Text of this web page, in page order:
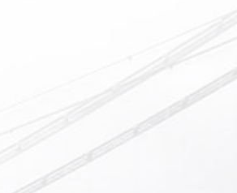
或者各种各样的原因导致